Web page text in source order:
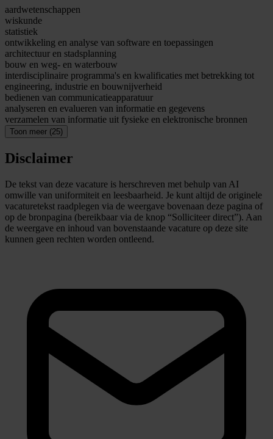
aardwetenschappen
wiskunde
statistiek
ontwikkeling en analyse van software en toepassingen
architectuur en stadsplanning
bouw en weg- en waterbouw
interdisciplinaire programma's en kwalificaties met betrekking tot
engineering, industrie en bouwnijverheid
bedienen van communicatieapparatuur
analyseren en evalueren van informatie en gegevens
verzamelen van informatie uit fysieke en elektronische bronnen
Toon meer (25)
Disclaimer
De tekst van deze vacature is herschreven met behulp van AI
omwille van uniformiteit en leesbaarheid. Je kunt altijd de originele
vacaturetekst raadplegen via de weergave bovenaan deze pagina of
op de bronpagina (bereikbaar via de knop “Solliciteer direct”). Aan
de weergave en inhoud van bovenstaande vacature op deze site
kunnen geen rechten worden ontleend.